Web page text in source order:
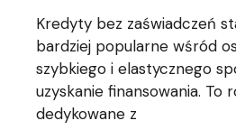
Kredyty bez zaświadczeń
bardziej popularne wśród
szybkiego i elastycznego
uzyskanie finansowania. To
dedykowane z